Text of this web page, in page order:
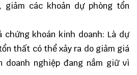
giảm các khoản dự phòng tổn
chứng khoán kinh doanh: Là dự
thất có thể xảy ra do giảm giá
doanh nghiệp đang nắm giữ vì